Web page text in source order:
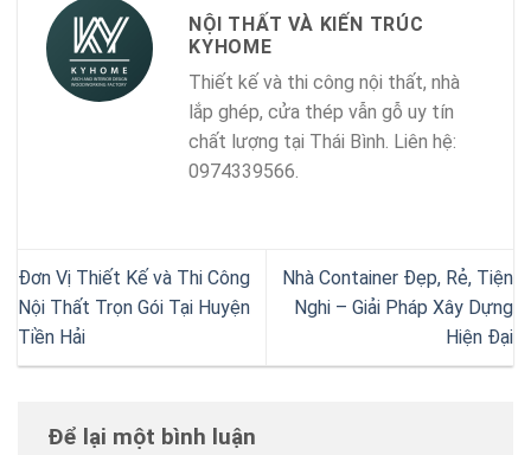
NỘI THẤT VÀ KIẾN TRÚC
KYHOME
Thiết kế và thi công nội thất, nhà
lắp ghép, cửa thép vẫn gỗ uy tín
chất lượng tại Thái Bình. Liên hệ:
0974339566.
Đơn Vị Thiết Kế và Thi Công
Nội Thất Trọn Gói Tại Huyện
Tiền Hải
Nhà Container Đẹp, Rẻ, Tiện
Nghi – Giải Pháp Xây Dựng
Hiện Đại
Để lại một bình luận